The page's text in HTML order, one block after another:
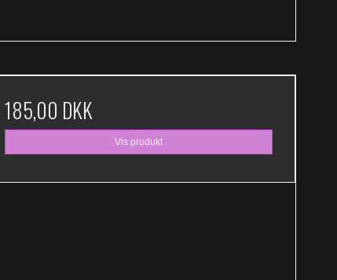
185,00 DKK
Vis produkt